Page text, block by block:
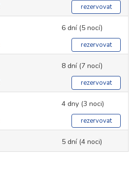
rezervovat
6 dní (5 nocí)
rezervovat
8 dní (7 nocí)
rezervovat
4 dny (3 noci)
rezervovat
5 dní (4 noci)